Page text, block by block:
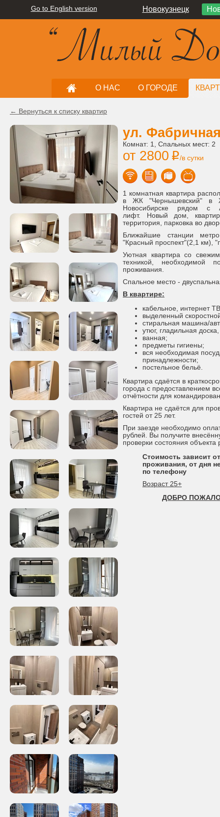
Go to English version Новокузнецк
О НАС О ГОРОДЕ
← Вернуться к списку квартир
ул.
Комнат: 1, Спальных мест: 2
от 2800 i/в сутки
1 комнатная квартира
в ЖК "Чернышевский" в
Новосибирске рядом с
лифт. Новый дом,
территория, парковка во
Ближайшие станции
"Красный проспект"(2,1 км),
Уютная квартира со
техникой, необходимой
проживания.
Спальное место -
В квартире:
кабельное, интернет
выделенный
стиральная машина/
утюг, гладильная
ванная;
предметы гигиены;
вся необходимая
принадлежности;
постельное бельё.
Квартира сдаётся в
города с предоставлением
отчётности для
Квартира не сдаётся для
гостей от 25 лет.
При заезде необходимо
рублей. Вы получите
проверки состояния
Стоимость зависит
проживания, от дня
по телефону
Возраст 25+
ДОБРО